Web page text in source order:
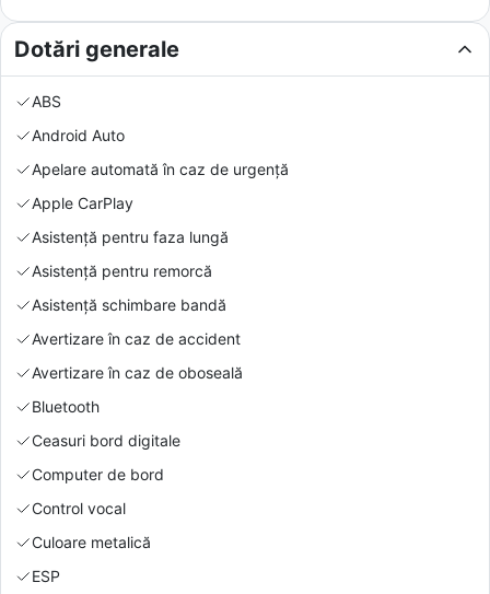
Dotări generale
ABS
Android Auto
Apelare automată în caz de urgență
Apple CarPlay
Asistență pentru faza lungă
Asistență pentru remorcă
Asistență schimbare bandă
Avertizare în caz de accident
Avertizare în caz de oboseală
Bluetooth
Ceasuri bord digitale
Computer de bord
Control vocal
Culoare metalică
ESP